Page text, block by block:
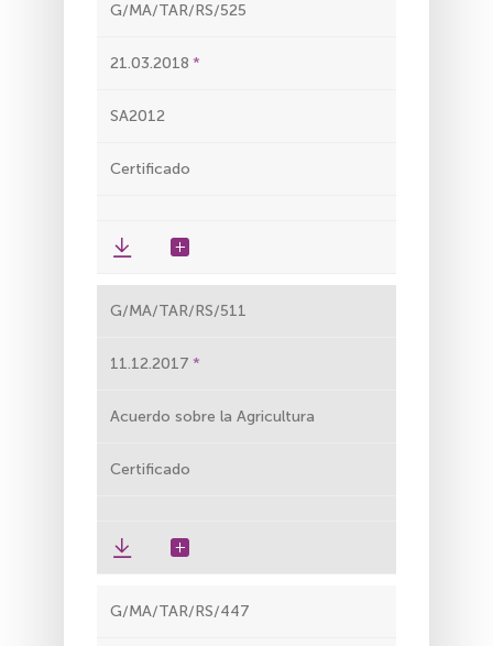
G/MA/TAR/RS/525
21.03.2018
SA2012
Certificado
G/MA/TAR/RS/511
11.12.2017
Acuerdo sobre la Agricultura
Certificado
G/MA/TAR/RS/447